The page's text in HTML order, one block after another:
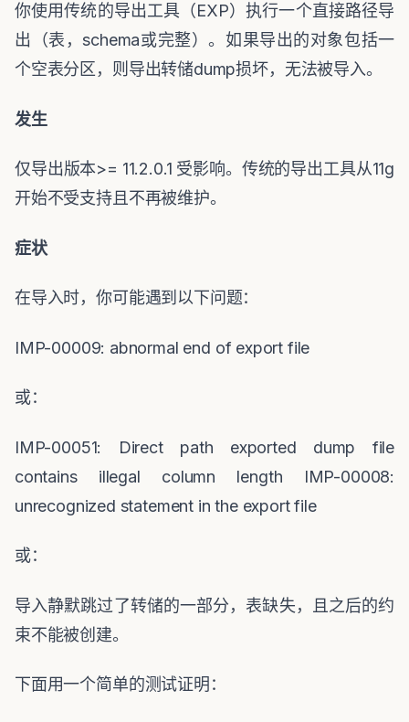
你使用传统的导出工具（EXP）执行一个直接路径导
出（表，schema或完整）。如果导出的对象包括一
个空表分区，则导出转储dump损坏，无法被导入。
发生
仅导出版本>= 11.2.0.1 受影响。传统的导出工具从11g
开始不受支持且不再被维护。
症状
在导入时，你可能遇到以下问题：
IMP-00009: abnormal end of export file
或：
IMP-00051: Direct path exported dump file
contains illegal column length IMP-00008:
unrecognized statement in the export file
或：
导入静默跳过了转储的一部分，表缺失，且之后的约
束不能被创建。
下面用一个简单的测试证明：